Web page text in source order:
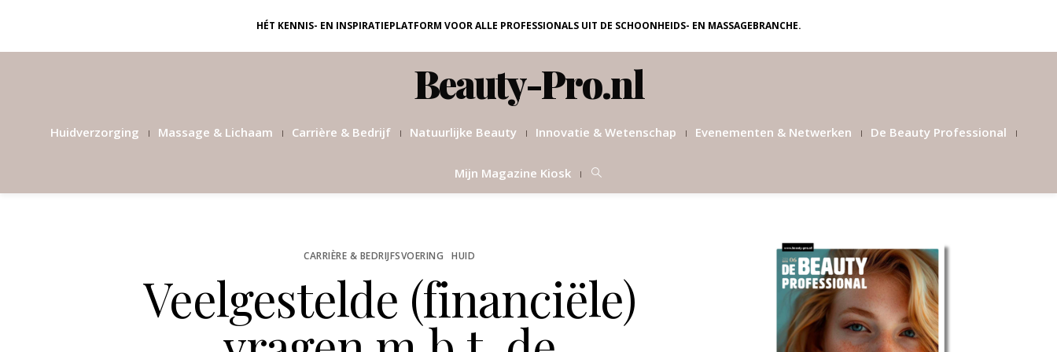
HÉT KENNIS- EN INSPIRATIEPLATFORM VOOR ALLE PROFESSIONALS UIT DE SCHOONHEIDS- EN MASSAGEBRANCHE.
Beauty-Pro.nl
Huidverzorging Massage & Lichaam Carrière & Bedrijf Natuurlijke Beauty Innovatie & Wetenschap Evenementen & Netwerken De Beauty Professional
Mijn Magazine Kiosk
CARRIÈRE & BEDRIJFSVOERING HUID
Veelgestelde (financiële)